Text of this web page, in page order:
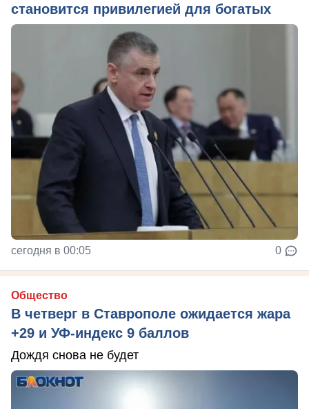
становится привилегией для богатых
сегодня в 00:05 0
Общество
В четверг в Ставрополе ожидается жара
+29 и УФ-индекс 9 баллов
Дождя снова не будет